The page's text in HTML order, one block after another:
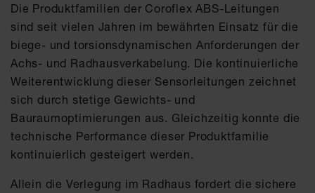
Die Produktfamilien der Coroflex ABS-Leitungen
sind seit vielen Jahren im bewährten Einsatz für die
biege- und torsionsdynamischen Anforderungen der
Achs- und Radhausverkabelung. Die kontinuierliche
Weiterentwicklung dieser Sensorleitungen zeichnet
sich durch stetige Gewichts- und
Bauraumoptimierungen aus. Gleichzeitig konnte die
technische Performance dieser Produktfamilie
kontinuierlich gesteigert werden.
Allein die Verlegung im Radhaus fordert die sichere